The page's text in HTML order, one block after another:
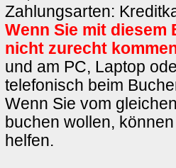
Zahlungsarten:
Wenn Sie mit
nicht zurecht
und am PC, Laptop
telefonisch beim
Wenn Sie vom
buchen wollen,
helfen.